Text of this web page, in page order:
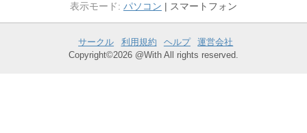
パソコン スマートフォン
サークル 利用規約 ヘルプ
運営会社
Copyright©2026 @With All rights reserved.